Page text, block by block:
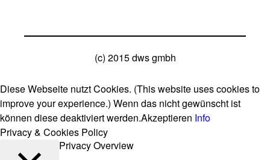
(c) 2015 dws gmbh
Diese Webseite nutzt Cookies. (This website uses cookies to
improve your experience.) Wenn das nicht gewünscht ist
können diese deaktiviert werden.Akzeptieren Info
Privacy & Cookies Policy
Privacy Overview